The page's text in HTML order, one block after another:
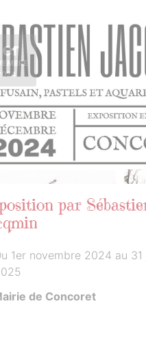
par
1er novembre 2024 au 31
de Concoret